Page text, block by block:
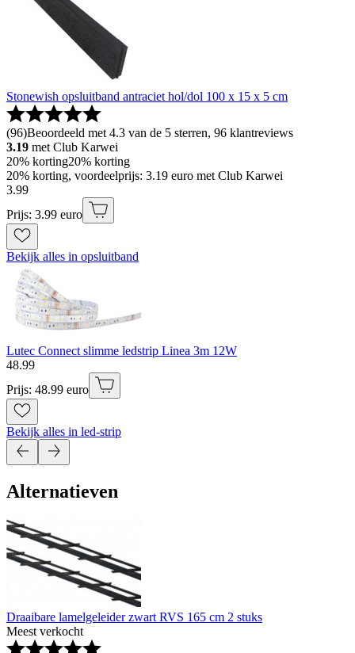
Stonewish opsluitband antraciet hol/dol 100 x 15 x 5 cm
(96)Beoordeeld met 4.3 van de 5 sterren, 96 klantreviews
3.19 met Club Karwei
20% korting20% korting
20% korting, voordeelprijs: 3.19 euro met Club Karwei
3.99
Prijs: 3.99 euro
Bekijk alles in opsluitband
Lutec Connect slimme ledstrip Linea 3m 12W
48.99
Prijs: 48.99 euro
Bekijk alles in led-strip
Alternatieven
Draaibare lamelgeleider zwart RVS 165 cm 2 stuks
Meest verkocht